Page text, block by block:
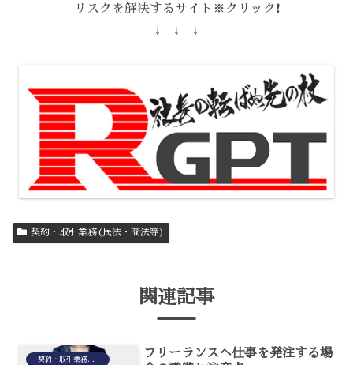
リスクを解決するサイト※クリック❗️
↓ ↓ ↓
契約・取引業務(民法・商法等)
関連記事
フリーランスへ仕事を発注する場